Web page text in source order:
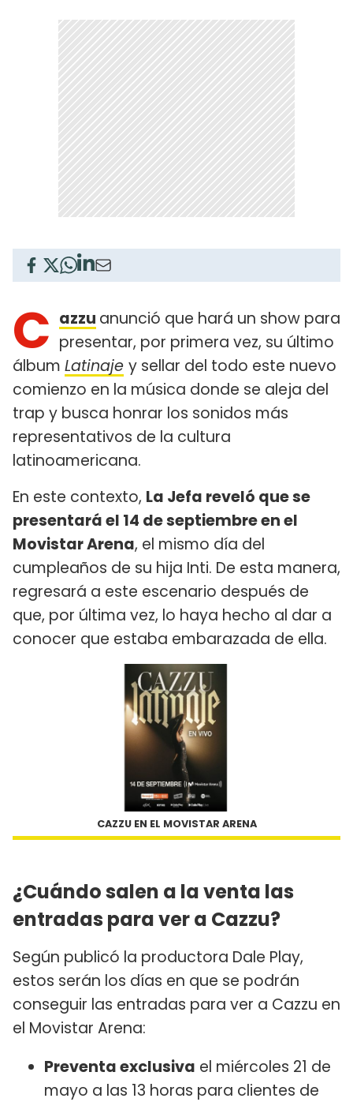
C azzu anunció que hará un show para
presentar, por primera vez, su último
álbum Latinaje y sellar del todo este nuevo
comienzo en la música donde se aleja del
trap y busca honrar los sonidos más
representativos de la cultura
latinoamericana.
En este contexto, La Jefa reveló que se
presentará el 14 de septiembre en el
Movistar Arena, el mismo día del
cumpleaños de su hija Inti. De esta manera,
regresará a este escenario después de
que, por última vez, lo haya hecho al dar a
conocer que estaba embarazada de ella.
CAZZU EN EL MOVISTAR ARENA
¿Cuándo salen a la venta las
entradas para ver a Cazzu?
Según publicó la productora Dale Play,
estos serán los días en que se podrán
conseguir las entradas para ver a Cazzu en
el Movistar Arena:
Preventa exclusiva el miércoles 21 de
mayo a las 13 horas para clientes de